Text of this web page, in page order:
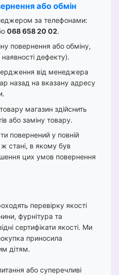
або обмін
за телефонами:
068 658 20 02.
повернення або обміну,
дефекту).
від менеджера
назад на вказану адресу
магазин здійснить
або заміну товару.
повернений у повній
стані, в якому був
цих умов повернення
перевірку якості
фурнітура та
сертифікати якості. Ми
приносила
дітям.
або суперечливі